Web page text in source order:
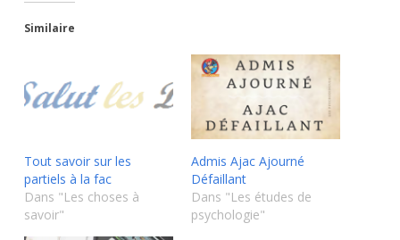
Similaire
Tout savoir sur les
partiels à la fac
Dans "Les choses à
savoir"
Admis Ajac Ajourné
Défaillant
Dans "Les études de
psychologie"